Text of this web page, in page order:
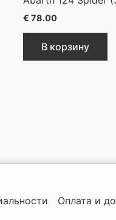
€ 78.00
В корзину
Оплата и